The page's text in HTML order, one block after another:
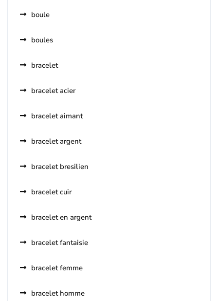
boule
boules
bracelet
bracelet acier
bracelet aimant
bracelet argent
bracelet bresilien
bracelet cuir
bracelet en argent
bracelet fantaisie
bracelet femme
bracelet homme